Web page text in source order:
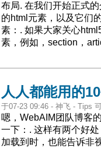
布局. 在我们开始正式
的html元素，以及它们
素：. 如果大家关心
素，例如，section，
人人都能用的
于07-23 09:46 - 神飞 - Tips
嗯，WebAIM团队博客
一下：. 这样有两个好
加载到时，也能告诉非